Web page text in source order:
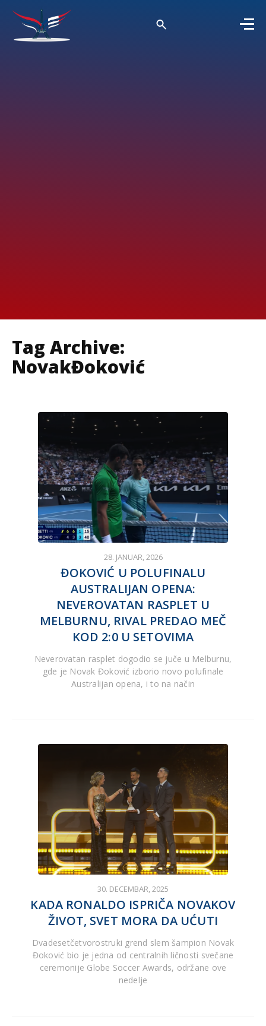
Tag Archive:
NovakĐoković
28. JANUAR, 2026
ĐOKOVIĆ U POLUFINALU
AUSTRALIJAN OPENA:
NEVEROVATAN RASPLET U
MELBURNU, RIVAL PREDAO MEČ
KOD 2:0 U SETOVIMA
Neverovatan rasplet dogodio se juče u Melburnu,
gde je Novak Đoković izborio novo polufinale
Australijan opena, i to na način
30. DECEMBAR, 2025
KADA RONALDO ISPRIČA NOVAKOV
ŽIVOT, SVET MORA DA UĆUTI
Dvadesetčetvorostruki grend slem šampion Novak
Đoković bio je jedna od centralnih ličnosti svečane
ceremonije Globe Soccer Awards, održane ove
nedelje